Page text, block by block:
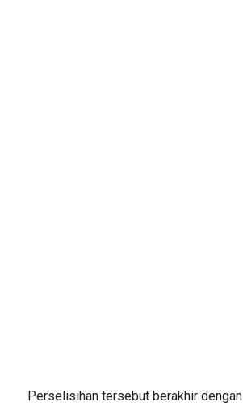
Perselisihan tersebut berakhir